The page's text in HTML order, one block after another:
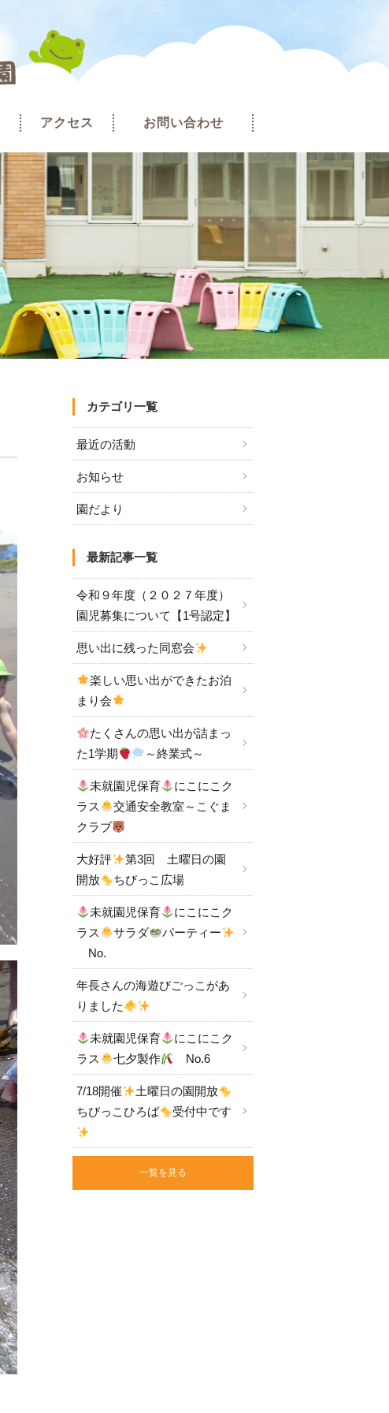
アクセス お問い合わせ
カテゴリ一覧
最近の活動
お知らせ
園だより
最新記事一覧
令和９年度（２０２７年度）
園児募集について【1号認定】
思い出に残った同窓会
楽しい思い出ができたお泊
まり会
たくさんの思い出が詰まっ
た1学期
～終業式～
未就園児保育
にこにこク
ラス
交通安全教室～こぐま
クラブ
大好評
第3回 土曜日の園
開放
ちびっこ広場
未就園児保育
にこにこク
ラス
サラダ
パーティー
No.
年長さんの海遊びごっこがあ
りました
未就園児保育
にこにこク
ラス
七夕製作 No.6
7/18開催
土曜日の園開放
ちびっこひろば
受付中です
一覧を見る